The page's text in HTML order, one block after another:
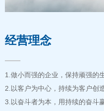
经营理念
——
1.做小而强的企业，保持顽强的
2.以客户为中心，持续为客户创
3.以奋斗者为本，用持续的奋斗